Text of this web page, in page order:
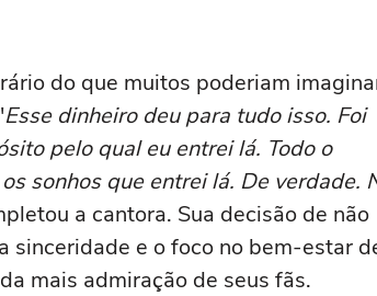
do que muitos poderiam
Esse dinheiro deu para tudo isso. Foi
pelo qual eu entrei lá. Todo o
sonhos que entrei lá. De verdade.
a cantora. Sua decisão de não
sinceridade e o foco no bem-estar
mais admiração de seus fãs.